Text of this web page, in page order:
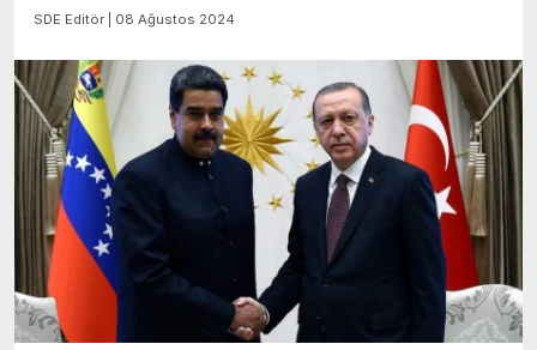
SDE Editör | 08 Ağustos 2024